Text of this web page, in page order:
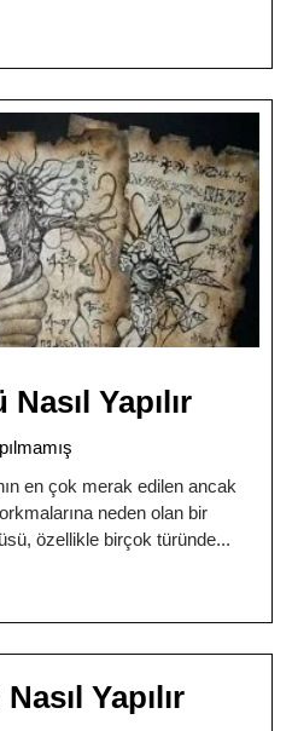
Yapılır
en çok merak edilen ancak
neden olan bir
özellikle birçok türünde
Yapılır